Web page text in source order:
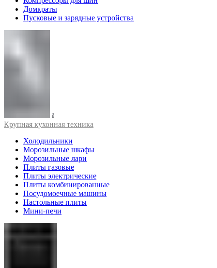
Домкраты
Пусковые и зарядные устройства
Крупная кухонная техника
Холодильники
Морозильные шкафы
Морозильные лари
Плиты газовые
Плиты электрические
Плиты комбинированные
Посудомоечные машины
Настольные плиты
Мини-печи